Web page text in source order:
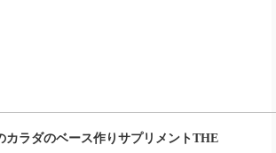
カラダのベース作りサプリメントTHE